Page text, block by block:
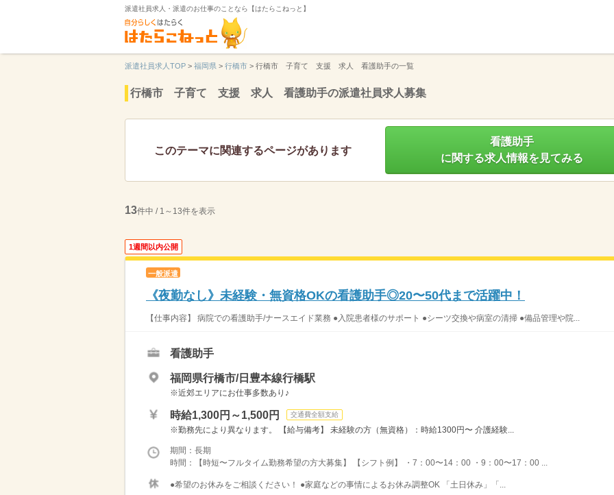
派遣社員求人・派遣のお仕事のことなら【はたらこねっと】
派遣社員求人TOP > 福岡県 > 行橋市 > 行橋市 子育て 支援 求人 看護助手の一覧
行橋市 子育て 支援 求人 看護助手の派遣社員求人募集
このテーマに関連するページがあります
看護助手
に関する求人情報を見てみる
13件中 / 1～13件を表示
1週間以内公開
一般派遣
《夜勤なし》未経験・無資格OKの看護助手◎20〜50代まで活躍中！
【仕事内容】 病院での看護助手/ナースエイド業務 ●入院患者様のサポート ●シーツ交換や病室の清掃 ●備品管理や院...
看護助手
福岡県行橋市/日豊本線行橋駅
※近郊エリアにお仕事多数あり♪
時給1,300円～1,500円 交通費全額支給
※勤務先により異なります。 【給与備考】 未経験の方（無資格）：時給1300円〜 介護経験...
期間：長期
時間：【時短〜フルタイム勤務希望の方大募集】 【シフト例】 ・7：00〜14：00 ・9：00〜17：00 ...
●希望のお休みをご相談ください！ ●家庭などの事情によるお休み調整OK 「土日休み」「...